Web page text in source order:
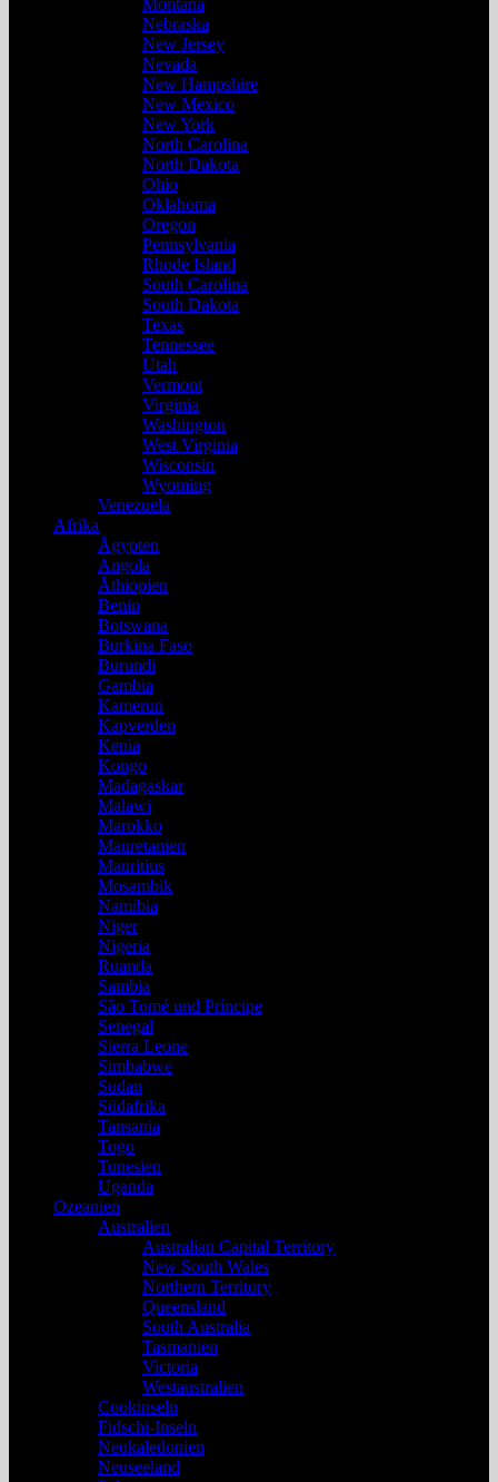
Montana
Nebraska
New Jersey
Nevada
New Hampshire
New Mexico
New York
North Carolina
North Dakota
Ohio
Oklahoma
Oregon
Pennsylvania
Rhode Island
South Carolina
South Dakota
Texas
Tennessee
Utah
Vermont
Virginia
Washington
West Virginia
Wisconsin
Wyoming
Venezuela
Afrika
Ägypten
Angola
Äthiopien
Benin
Botswana
Burkina Faso
Burundi
Gambia
Kamerun
Kapverden
Kenia
Kongo
Madagaskar
Malawi
Marokko
Mauretanien
Mauritius
Mosambik
Namibia
Niger
Nigeria
Ruanda
Sambia
São Tomé und Príncipe
Senegal
Sierra Leone
Simbabwe
Sudan
Südafrika
Tansania
Togo
Tunesien
Uganda
Ozeanien
Australien
Australian Capital Territory
New South Wales
Northern Territory
Queensland
South Australia
Tasmanien
Victoria
Westaustralien
Cookinseln
Fidschi-Inseln
Neukaledonien
Neuseeland